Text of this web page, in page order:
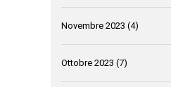
Novembre 2023 (4)
Ottobre 2023 (7)